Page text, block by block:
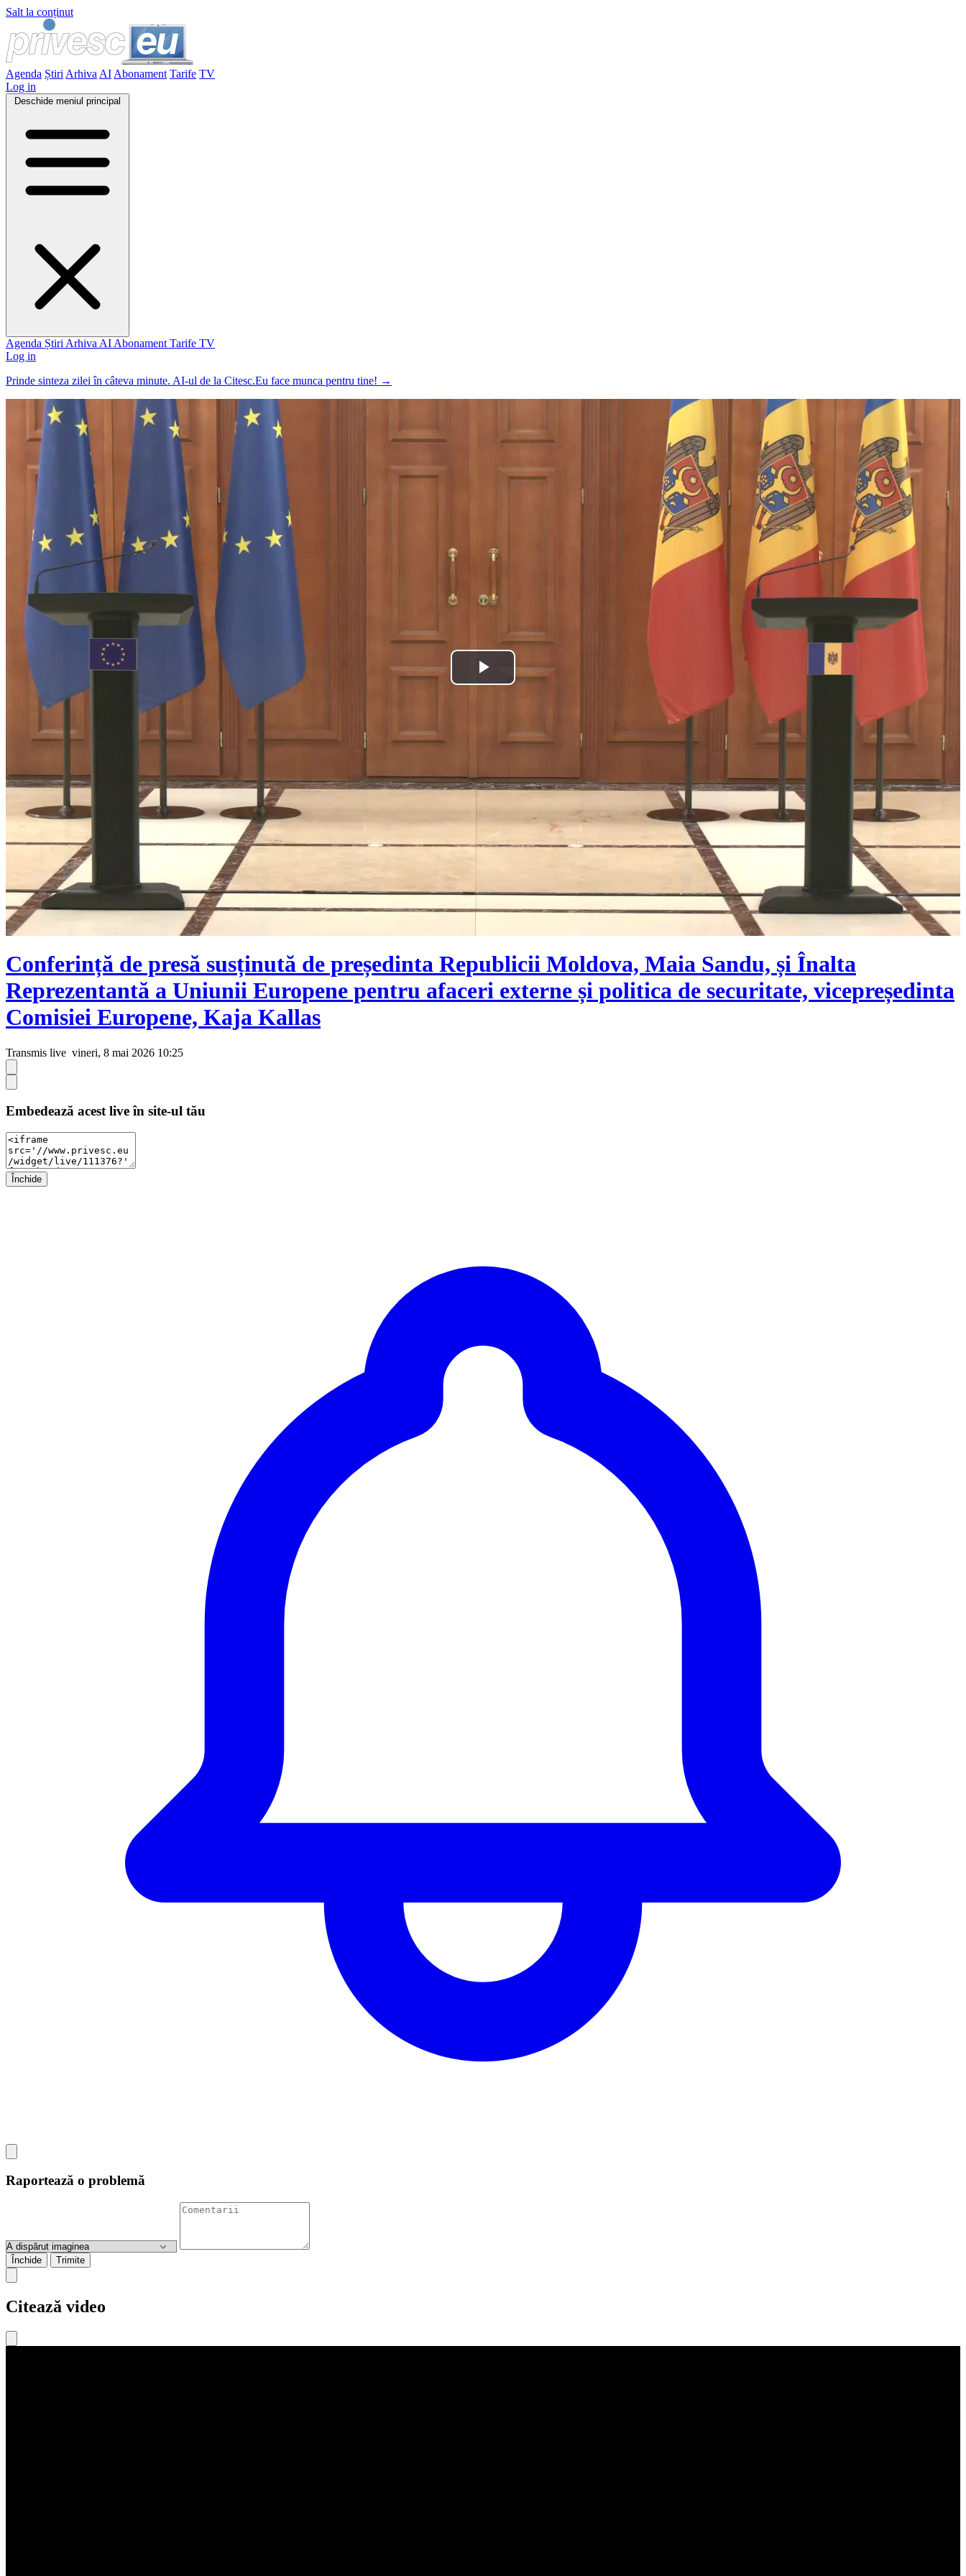
Salt la conținut
Agenda Știri Arhiva AI Abonament Tarife TV
Log in
Deschide meniul principal
Agenda Știri Arhiva AI Abonament Tarife TV
Log in
Prinde sinteza zilei în câteva minute. AI-ul de la Citesc.Eu face munca pentru tine! →
Play
Conferință de presă susținută de președinta Republicii Moldova, Maia Sandu, și Înalta
Reprezentantă a Uniunii Europene pentru afaceri externe și politica de securitate, vicepreședinta
Comisiei Europene, Kaja Kallas
Transmis live vineri, 8 mai 2026 10:25
Embedează acest live în site-ul tău
Închide
Raportează o problemă
Închide Trimite
Citează video